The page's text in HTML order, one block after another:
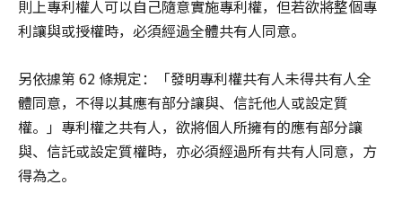
則上專利權人可以自己隨意實施專利權，但若欲將整個專
利讓與或授權時，必須經過全體共有人同意。
另依據第 62 條規定：「發明專利權共有人未得共有人全
體同意，不得以其應有部分讓與、信託他人或設定質
權。」專利權之共有人，欲將個人所擁有的應有部分讓
與、信託或設定質權時，亦必須經過所有共有人同意，方
得為之。